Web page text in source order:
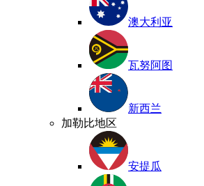
澳大利亚
瓦努阿图
新西兰
加勒比地区
安提瓜